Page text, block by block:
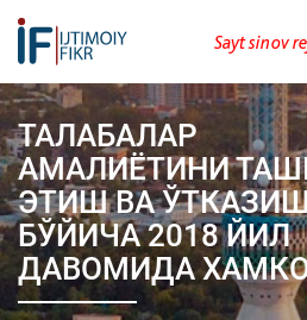
Sayt sinov
ТАЛАБАЛАР
АМАЛИЁТИНИ
ЭТИШ ВА
БЎЙИЧА 2018 ЙИЛ
ДАВОМИДА